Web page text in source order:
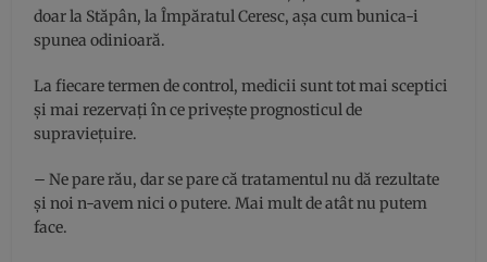
doar la Stăpân, la Împăratul Ceresc, așa cum bunica-i
spunea odinioară.
La fiecare termen de control, medicii sunt tot mai sceptici
și mai rezervați în ce privește prognosticul de
supraviețuire.
– Ne pare rău, dar se pare că tratamentul nu dă rezultate
și noi n-avem nici o putere. Mai mult de atât nu putem
face.